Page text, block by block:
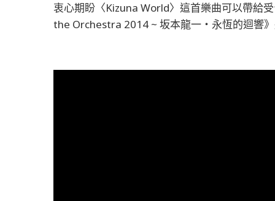
衷心期盼〈Kizuna World〉這首樂曲可以帶給
the Orchestra 2014 ~ 坂本龍一・永恆的迴響